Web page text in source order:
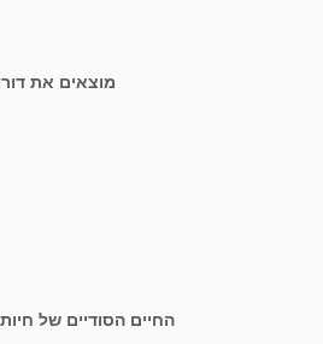
מוצאים את
החיים הסודיים של